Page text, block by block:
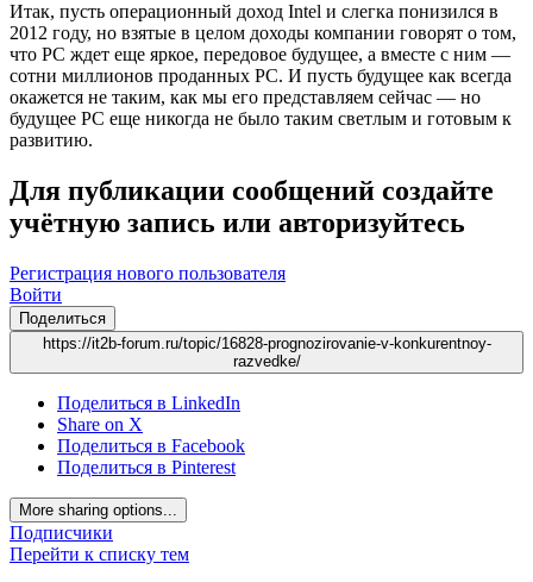
Итак, пусть операционный доход Intel и слегка понизился в
2012 году, но взятые в целом доходы компании говорят о том,
что PC ждет еще яркое, передовое будущее, а вместе с ним —
сотни миллионов проданных PC. И пусть будущее как всегда
окажется не таким, как мы его представляем сейчас — но
будущее PC еще никогда не было таким светлым и готовым к
развитию.
Для публикации сообщений создайте
учётную запись или авторизуйтесь
Регистрация нового пользователя
Войти
Поделиться
https://it2b-forum.ru/topic/16828-prognozirovanie-v-konkurentnoy-
razvedke/
Поделиться в LinkedIn
Share on X
Поделиться в Facebook
Поделиться в Pinterest
More sharing options...
Подписчики
Перейти к списку тем